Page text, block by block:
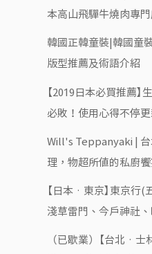
本高山飛驒牛燒肉專
韓國正韓童裝|韓國童
版型推薦及術語介紹
【2019日本必買推薦
必敗！使用心得不停
Will's Teppanyaki |
理，物超所值的私廚饗
【日本‧東京】東京行(
淺草雷門、今戶神社
（已歇業）【台北‧士